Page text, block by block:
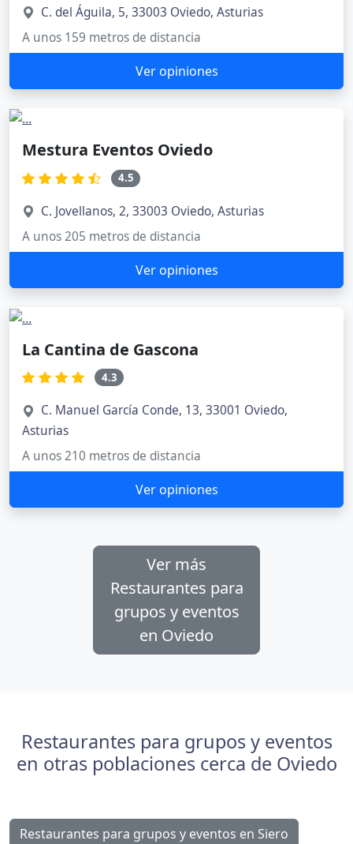
C. del Águila, 5, 33003 Oviedo, Asturias
A unos 159 metros de distancia
Ver opiniones
Mestura Eventos Oviedo
4.5
C. Jovellanos, 2, 33003 Oviedo, Asturias
A unos 205 metros de distancia
Ver opiniones
La Cantina de Gascona
4.3
C. Manuel García Conde, 13, 33001 Oviedo,
Asturias
A unos 210 metros de distancia
Ver opiniones
Ver más
Restaurantes para
grupos y eventos
en Oviedo
Restaurantes para grupos y eventos
en otras poblaciones cerca de Oviedo
Restaurantes para grupos y eventos en Siero